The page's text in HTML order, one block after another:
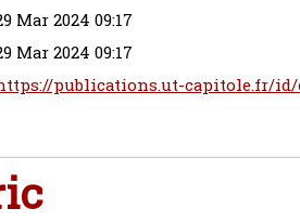
Mar 2024 09:17
Mar 2024 09:17
publications.ut-capitole.fr/